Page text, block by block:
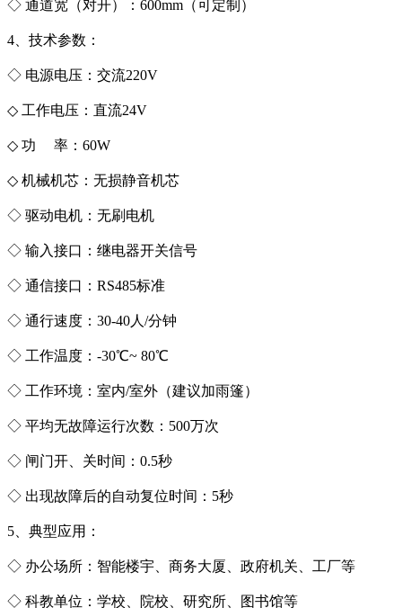
◇ 通道宽（对开）：600mm（可定制）
4、技术参数：
◇ 电源电压：交流220V
◇ 工作电压：直流24V
◇ 功 率：60W
◇ 机械机芯：无损静音机芯
◇ 驱动电机：无刷电机
◇ 输入接口：继电器开关信号
◇ 通信接口：RS485标准
◇ 通行速度：30-40人/分钟
◇ 工作温度：-30℃~ 80℃
◇ 工作环境：室内/室外（建议加雨篷）
◇ 平均无故障运行次数：500万次
◇ 闸门开、关时间：0.5秒
◇ 出现故障后的自动复位时间：5秒
5、典型应用：
◇ 办公场所：智能楼宇、商务大厦、政府机关、工厂等
◇ 科教单位：学校、院校、研究所、图书馆等